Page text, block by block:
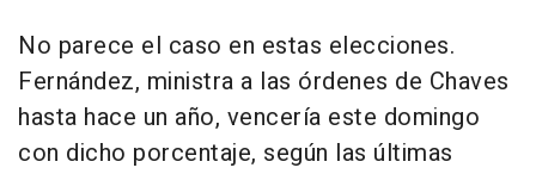
No parece el caso en estas elecciones.
Fernández, ministra a las órdenes de Chaves
hasta hace un año, vencería este domingo
con dicho porcentaje, según las últimas